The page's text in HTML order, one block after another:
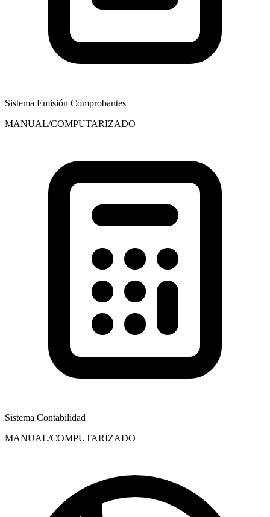
Sistema Emisión Comprobantes
MANUAL/COMPUTARIZADO
Sistema Contabilidad
MANUAL/COMPUTARIZADO